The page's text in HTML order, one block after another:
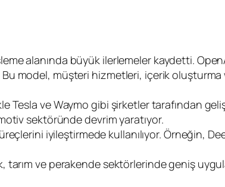
alanında büyük ilerlemeler kaydetti.
model, müşteri hizmetleri, içerik
Tesla ve Waymo gibi şirketler tarafından
sektöründe devrim yaratıyor.
iyileştirmede kullanılıyor. Örneğin,
tarım ve perakende sektörlerinde geniş